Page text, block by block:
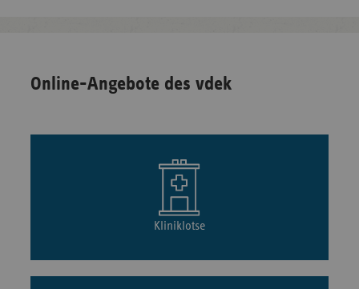
Online-Angebote des vdek
Kliniklotse